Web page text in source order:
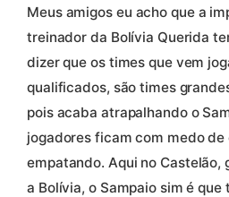
Meus amigos eu acho que a
treinador da Bolívia Querida
dizer que os times que vem
qualificados, são times
pois acaba atrapalhando o
jogadores ficam com medo
empatando. Aqui no Castelão,
a Bolívia, o Sampaio sim é que